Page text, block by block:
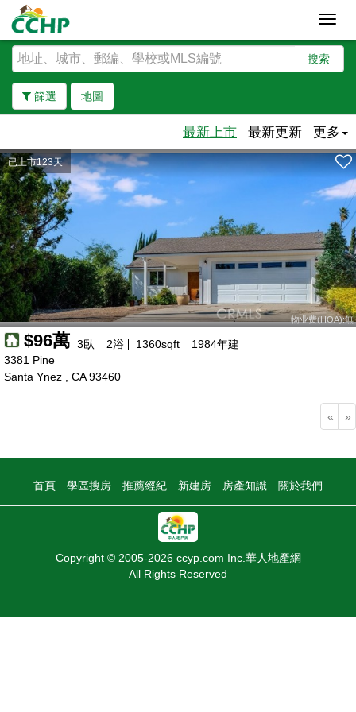
搜索
篩選 地圖
去除邊界
最新上市 最新更新 更多
已上市123天
物业费(HOA):無
$96萬 3臥 2浴 1360sqft 1984年建
3381 Pine
Santa Ynez , CA 93460
« »
首頁 學區搜房 推薦經紀 新建房 房產知識 關於我們
Copyright © 2005-2026 ccyp.com Inc.華人地產網
All Rights Reserved